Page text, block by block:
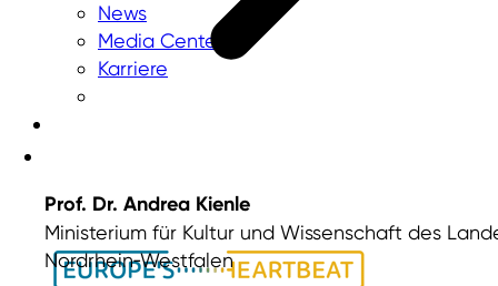
News
Media Center
Karriere
Prof. Dr. Andrea Kienle
Ministerium für Kultur und Wissenschaft des
Nordrhein‑Westfalen